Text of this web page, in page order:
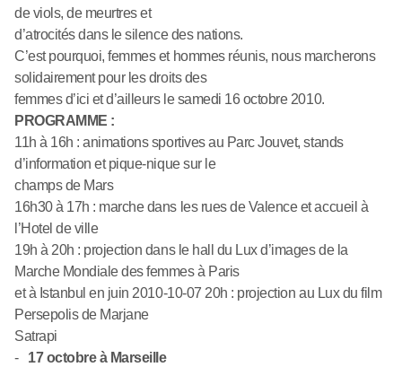
de viols, de meurtres et
d’atrocités dans le silence des nations.
C’est pourquoi, femmes et hommes réunis, nous marcherons
solidairement pour les droits des
femmes d’ici et d’ailleurs le samedi 16 octobre 2010.
PROGRAMME :
11h à 16h : animations sportives au Parc Jouvet, stands
d’information et pique-nique sur le
champs de Mars
16h30 à 17h : marche dans les rues de Valence et accueil à
l’Hotel de ville
19h à 20h : projection dans le hall du Lux d’images de la
Marche Mondiale des femmes à Paris
et à Istanbul en juin 2010-10-07 20h : projection au Lux du film
Persepolis de Marjane
Satrapi
-
17 octobre à Marseille